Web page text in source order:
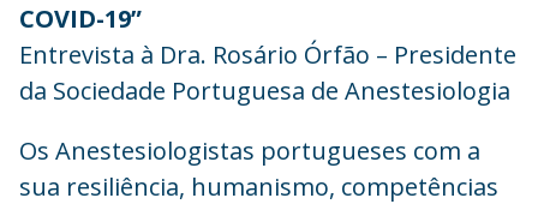
COVID-19”
Entrevista à Dra. Rosário Órfão – Presidente
da Sociedade Portuguesa de Anestesiologia
Os Anestesiologistas portugueses com a
sua resiliência, humanismo, competências